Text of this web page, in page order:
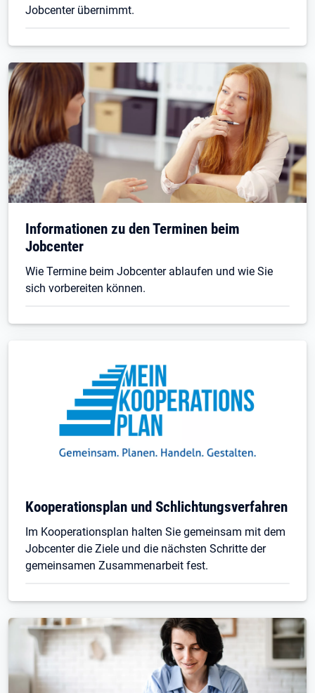
Jobcenter übernimmt.
Informationen zu den Terminen beim
Jobcenter
Wie Termine beim Jobcenter ablaufen und wie Sie
sich vorbereiten können.
Kooperationsplan und Schlichtungsverfahren
Im Kooperationsplan halten Sie gemeinsam mit dem
Jobcenter die Ziele und die nächsten Schritte der
gemeinsamen Zusammenarbeit fest.